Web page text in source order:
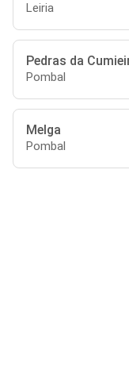
Leiria
Pedras da
Pombal
Melga
Pombal